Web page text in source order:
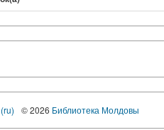
© 2026 Библиотека Молдовы